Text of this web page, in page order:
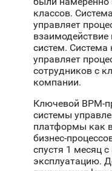
классов.
управляет
взаимодействие
систем. Система
управляет
сотрудников с
компании.
Ключевой BPM-
системы
платформы как
бизнес-
спустя 1 месяц
эксплуатацию.